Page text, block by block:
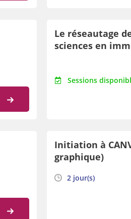
Le réseautage
sciences en
Sessions
Initiation à
graphique)
2 jour(s)